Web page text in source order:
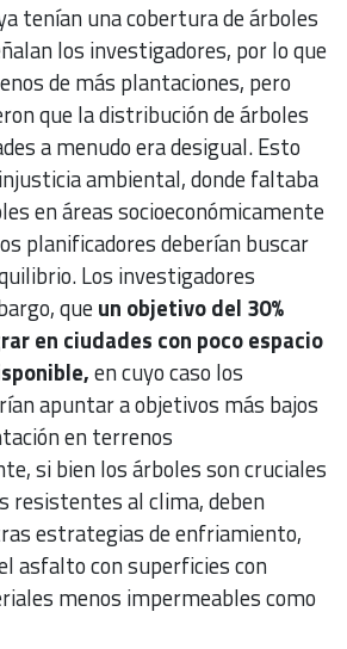
tenían una cobertura de árboles
los investigadores, por lo que
de más plantaciones, pero
que la distribución de árboles
a menudo era desigual. Esto
ambiental, donde faltaba
en áreas socioeconómicamente
planificadores deberían buscar
Los investigadores
queun objetivo del 30%
en ciudades con poco espacio
en cuyo caso los
apuntar a objetivos más bajos
en terrenos
si bien los árboles son cruciales
resistentes al clima, deben
estrategias de enfriamiento,
asfalto con superficies con
menos impermeables como